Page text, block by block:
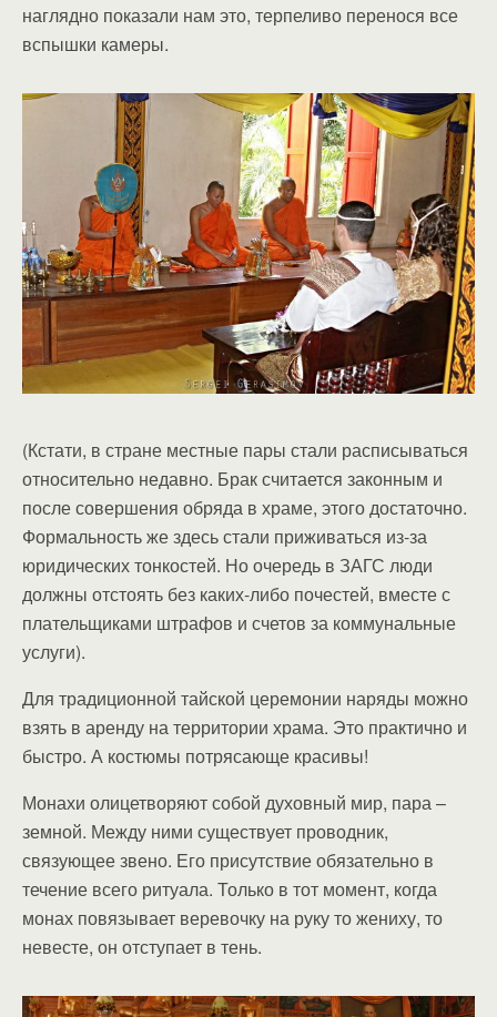
наглядно показали нам это, терпеливо перенося все
вспышки камеры.
(Кстати, в стране местные пары стали расписываться
относительно недавно. Брак считается законным и
после совершения обряда в храме, этого достаточно.
Формальность же здесь стали приживаться из-за
юридических тонкостей. Но очередь в ЗАГС люди
должны отстоять без каких-либо почестей, вместе с
плательщиками штрафов и счетов за коммунальные
услуги).
Для традиционной тайской церемонии наряды можно
взять в аренду на территории храма. Это практично и
быстро. А костюмы потрясающе красивы!
Монахи олицетворяют собой духовный мир, пара –
земной. Между ними существует проводник,
связующее звено. Его присутствие обязательно в
течение всего ритуала. Только в тот момент, когда
монах повязывает веревочку на руку то жениху, то
невесте, он отступает в тень.